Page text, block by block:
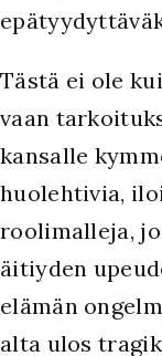
Tästä ei ole
vaan
kansalle
huolehtivia,
roolimalleja,
äitiyden
elämän
alta ulos